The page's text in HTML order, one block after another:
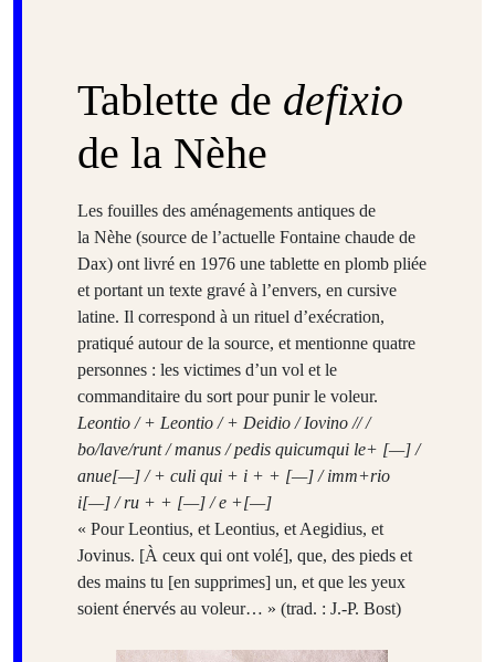
Tablette de defixio
de la Nèhe
Les fouilles des aménagements antiques de
la Nèhe (source de l’actuelle Fontaine chaude de
Dax) ont livré en 1976 une tablette en plomb pliée
et portant un texte gravé à l’envers, en cursive
latine. Il correspond à un rituel d’exécration,
pratiqué autour de la source, et mentionne quatre
personnes : les victimes d’un vol et le
commanditaire du sort pour punir le voleur.
Leontio / + Leontio / + Deidio / Iovino // /
bo/lave/runt / manus / pedis quicumqui le+ [—] /
anue[—] / + culi qui + i + + [—] / imm+rio
i[—] / ru + + [—] / e +[—]
« Pour Leontius, et Leontius, et Aegidius, et
Jovinus. [À ceux qui ont volé], que, des pieds et
des mains tu [en supprimes] un, et que les yeux
soient énervés au voleur… » (trad. : J.-P. Bost)